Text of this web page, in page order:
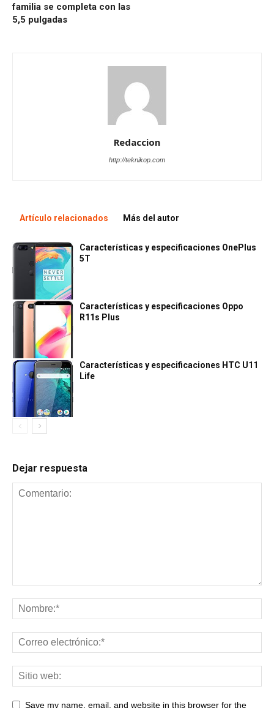
familia se completa con las
5,5 pulgadas
Redaccion
http://teknikop.com
Artículo relacionados Más del autor
Características y especificaciones OnePlus
5T
Características y especificaciones Oppo
R11s Plus
Características y especificaciones HTC U11
Life
Dejar respuesta
Save my name, email, and website in this browser for the